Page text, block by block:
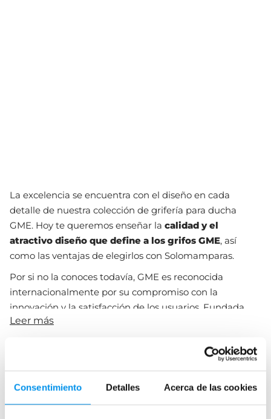
Consentimiento Detalles Acerca de las cookies
La excelencia se encuentra con el diseño en cada
detalle de nuestra colección de grifería para ducha
GME. Hoy te queremos enseñar la calidad y el
atractivo diseño que define a los grifos GME, así
como las ventajas de elegirlos con Solomamparas.
Por si no la conoces todavía, GME es reconocida
internacionalmente por su compromiso con la
innovación y la satisfacción de los usuarios. Fundada
sobre unos fuertes pilares de diseño y de excelencia, el
soluciones
fiables y elegantespara baños de cualquier estilo.
Calidad de la grifería GME de
Leer más
Tipo de mando
Grifos de ducha monomando
Grifos de ducha termoestáticos